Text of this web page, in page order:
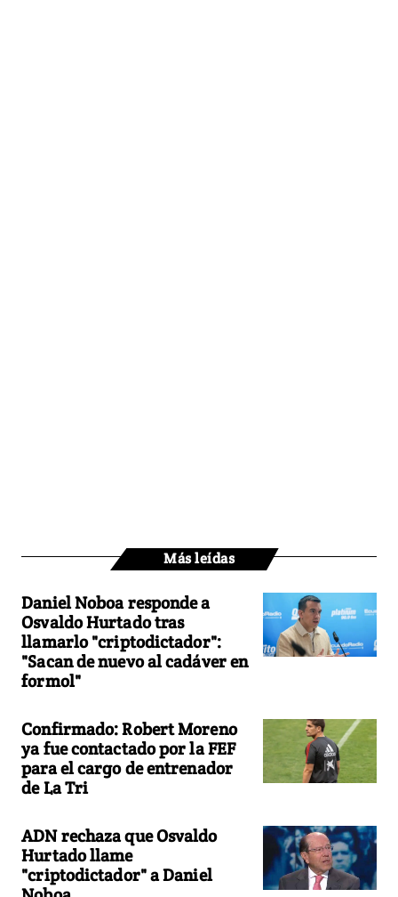
Más leídas
Daniel Noboa responde a
Osvaldo Hurtado tras
llamarlo "criptodictador":
"Sacan de nuevo al cadáver en
formol"
Confirmado: Robert Moreno
ya fue contactado por la FEF
para el cargo de entrenador
de La Tri
ADN rechaza que Osvaldo
Hurtado llame
"criptodictador" a Daniel